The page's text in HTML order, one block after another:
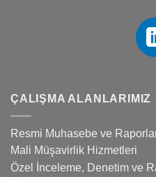
ÇALIŞMA ALANLARIMIZ
Resmi Muhasebe ve
Mali Müşavirlik Hizmetleri
Özel İnceleme, Denetim ve